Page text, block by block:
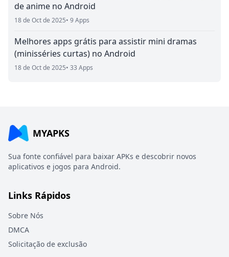
de anime no Android
18 de Oct de 2025• 9 Apps
Melhores apps grátis para assistir mini dramas
(minisséries curtas) no Android
18 de Oct de 2025• 33 Apps
MYAPKS
Sua fonte confiável para baixar APKs e descobrir novos
aplicativos e jogos para Android.
Links Rápidos
Sobre Nós
DMCA
Solicitação de exclusão